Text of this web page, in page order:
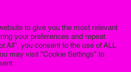
to give you the most relevant
your preferences and repeat
All”, you consent to the use of ALL
may visit "Cookie Settings" to